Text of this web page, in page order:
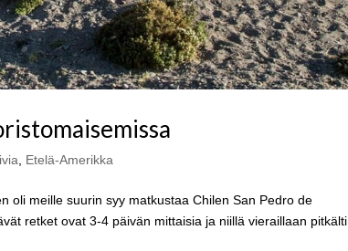
, Etelä-Amerikka
oli meille suurin syy matkustaa Chilen San Pedro de
retket ovat 3-4 päivän mittaisia ja niillä vieraillaan pitkälti